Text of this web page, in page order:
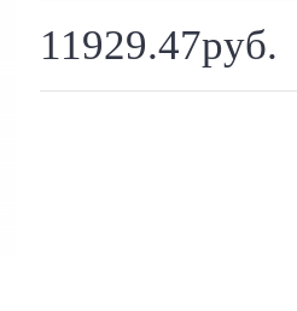
11929.47руб.